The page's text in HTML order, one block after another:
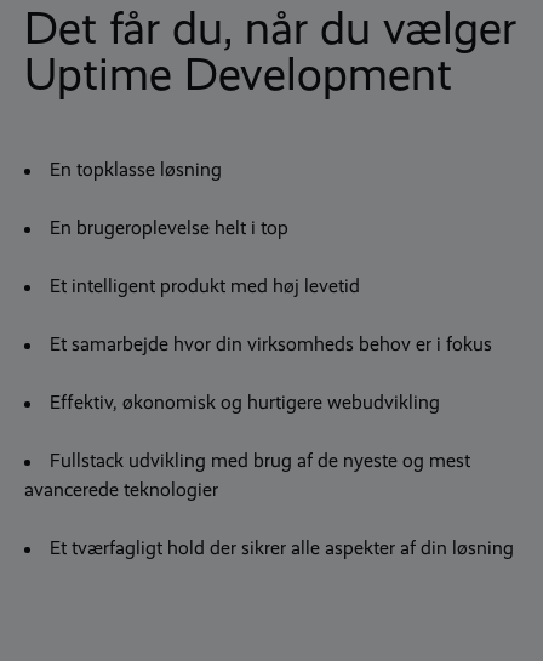
Det får du, når du vælger
Uptime Development
En topklasse løsning
En brugeroplevelse helt i top
Et intelligent produkt med høj levetid
Et samarbejde hvor din virksomheds behov er i fokus
Effektiv, økonomisk og hurtigere webudvikling
Fullstack udvikling med brug af de nyeste og mest
avancerede teknologier
Et tværfagligt hold der sikrer alle aspekter af din løsning